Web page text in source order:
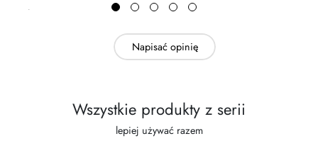
Napisać opinię
Wszystkie produkty z serii
lepiej używać razem